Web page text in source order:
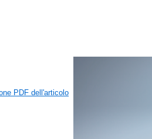
PDF dell'articolo